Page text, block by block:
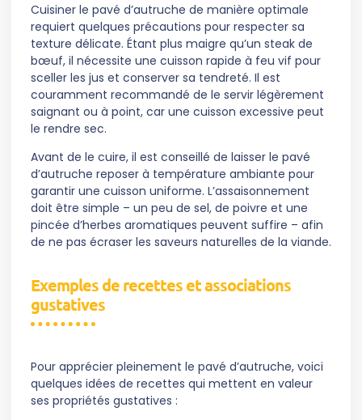
Cuisiner le pavé d’autruche de manière optimale
requiert quelques précautions pour respecter sa
texture délicate. Étant plus maigre qu’un steak de
bœuf, il nécessite une cuisson rapide à feu vif pour
sceller les jus et conserver sa tendreté. Il est
couramment recommandé de le servir légèrement
saignant ou à point, car une cuisson excessive peut
le rendre sec.
Avant de le cuire, il est conseillé de laisser le pavé
d’autruche reposer à température ambiante pour
garantir une cuisson uniforme. L’assaisonnement
doit être simple – un peu de sel, de poivre et une
pincée d’herbes aromatiques peuvent suffire – afin
de ne pas écraser les saveurs naturelles de la viande.
Exemples de recettes et associations
gustatives
Pour apprécier pleinement le pavé d’autruche, voici
quelques idées de recettes qui mettent en valeur
ses propriétés gustatives :